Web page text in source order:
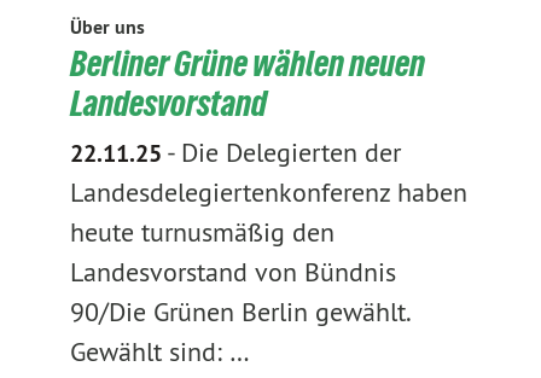
Über uns
Berliner Grüne wählen neuen
Landesvorstand
22.11.25 - Die Delegierten der
Landesdelegiertenkonferenz haben
heute turnusmäßig den
Landesvorstand von Bündnis
90/Die Grünen Berlin gewählt.
Gewählt sind: …